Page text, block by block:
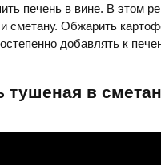
печень в вине. В этом
сметану. Обжарить
добавлять к
тушеная в